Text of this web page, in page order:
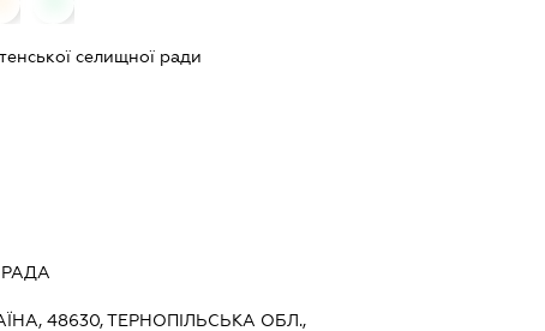
селищної ради
48630, ТЕРНОПІЛЬСЬКА ОБЛ.,